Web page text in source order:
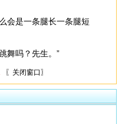
会是一条腿长一条腿短
舞吗？先生。”
〖关闭窗口〗